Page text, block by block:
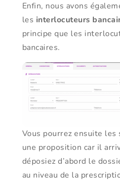
Enfin, nous avons
les interlocuteurs
principe que les
bancaires.
Vous pourrez ensuite les
une proposition car il
déposiez d’abord le
au niveau de la